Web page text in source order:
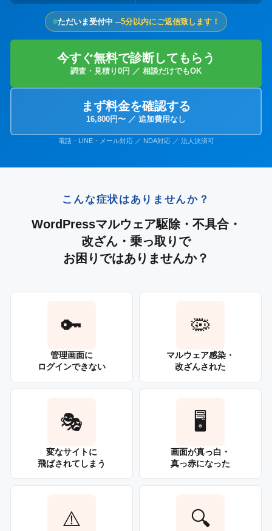
ただいま受付中 ─5分以内にご返信致します！
今すぐ無料で診断してもらう
調査・見積り0円 ／ 相談だけでもOK
まず料金を確認する
16,800円〜 ／ 追加費用なし
電話・LINE・メール対応 ／ NDA対応 ／ 法人決済可
こんな症状はありませんか？
WordPressマルウェア駆除・不具合・
改ざん・乗っ取りで
お困りではありませんか？
🔑
管理画面に
ログインできない
🦠
マルウェア感染・
改ざんされた
🎭
変なサイトに
飛ばされてしまう
🖥️
画面が真っ白・
真っ赤になった
⚠️ 🔍